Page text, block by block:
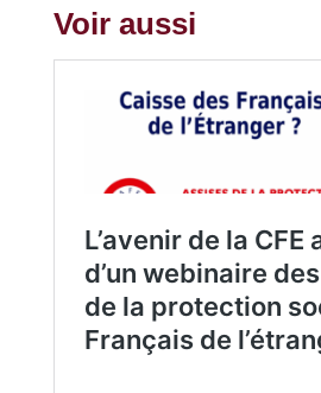
Voir aussi